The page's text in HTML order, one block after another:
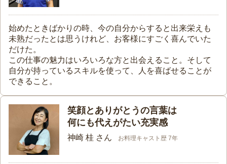
始めたときばかりの時、今の自分からすると出来栄えも
未熟だったとは思うけれど、お客様にすごく喜んでいた
だけた。
この仕事の魅力はいろいろな方と出会えること。そして
自分が持っているスキルを使って、人を喜ばせることが
できること。
笑顔とありがとうの言葉は
何にも代えがたい充実感
神崎 桂 さん お料理キャスト歴 7年